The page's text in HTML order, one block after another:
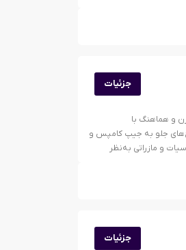
جزئیات
مدرن و هماهنگ با
جلو به جیپ کامپس و
و مازراتی به‌نظر
جزئیات